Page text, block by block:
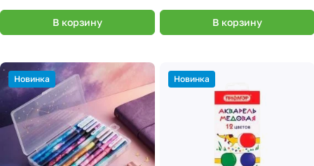
В корзину В корзину
Новинка Новинка